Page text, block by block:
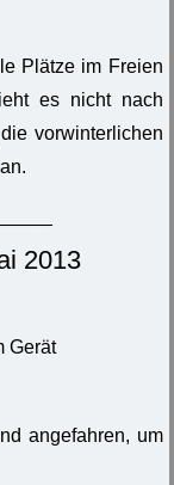
Plätze im Freien
es nicht nach
vorwinterlichen
2013
Gerät
angefahren, um